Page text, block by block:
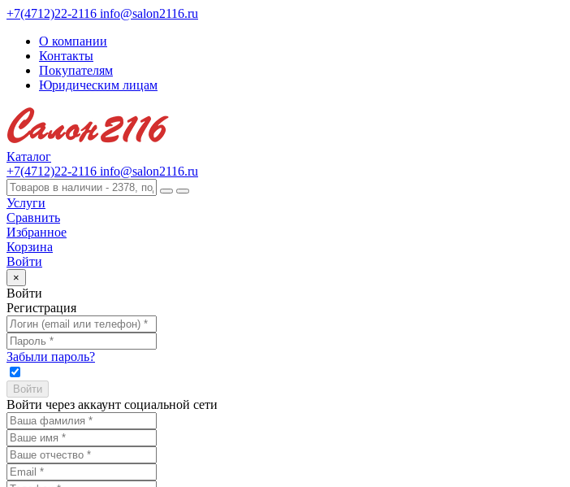
+7(4712)22-2116 info@salon2116.ru
О компании
Контакты
Покупателям
Юридическим лицам
Каталог
+7(4712)22-2116 info@salon2116.ru
Услуги
Сравнить
Избранное
Корзина
Войти
×
Войти
Регистрация
Забыли пароль?
Войти через аккаунт социальной сети